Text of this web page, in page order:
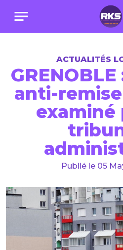
notes
ACTUALITÉS
anti-
examiné
Publié le 05